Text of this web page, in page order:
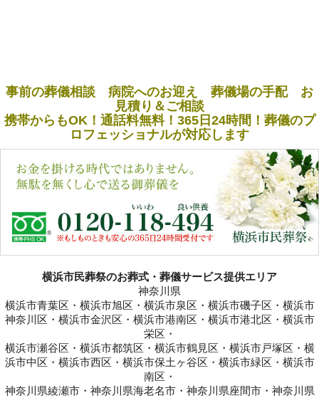
事前の葬儀相談 病院へのお迎え 葬儀場の手配 お
見積り＆ご相談
携帯からもOK！通話料無料！365日24時間！葬儀のプ
ロフェッショナルが対応します
横浜市民葬祭のお葬式・葬儀サービス提供エリア
神奈川県
横浜市青葉区・横浜市旭区・横浜市泉区・横浜市磯子区・横浜市
神奈川区・横浜市金沢区・横浜市港南区・横浜市港北区・横浜市
栄区・
横浜市瀬谷区・横浜市都筑区・横浜市鶴見区・横浜市戸塚区・横
浜市中区・横浜市西区・横浜市保土ヶ谷区・横浜市緑区・横浜市
南区・
神奈川県綾瀬市・神奈川県海老名市・神奈川県座間市・神奈川県